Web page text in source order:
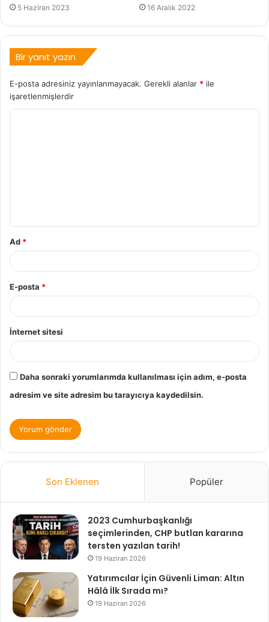
5 Haziran 2023 16 Aralık 2022
Bir yanıt yazın
E-posta adresiniz yayınlanmayacak. Gerekli alanlar * ile
işaretlenmişlerdir
Ad *
E-posta *
İnternet sitesi
Daha sonraki yorumlarımda kullanılması için adım, e-posta
adresim ve site adresim bu tarayıcıya kaydedilsin.
Son Eklenen Popüler
2023 Cumhurbaşkanlığı
seçimlerinden, CHP butlan kararına
tersten yazılan tarih!
19 Haziran 2026
Yatırımcılar İçin Güvenli Liman: Altın
Hâlâ İlk Sırada mı?
19 Haziran 2026